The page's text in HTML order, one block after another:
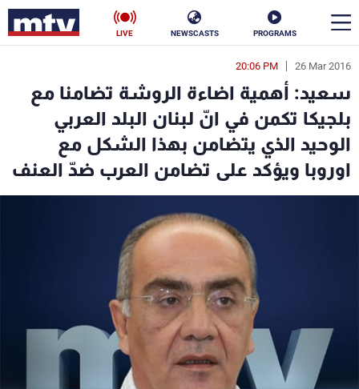
PROGRAMS
NEWSCASTS
LIVE
26 Mar 2016
20:06 PM
سعيد: أهمية اضاءة الروشة تضامنا مع
بلجيكا تكمن في انّ لبنان البلد العربي
الوحيد الذي يتضامن بهذا الشكل مع
اوروبا ويؤكد على تضامن العرب ضدّ العنف
en
الأخبار
سياسة ناس
إقتصاد فن
رياضة
البرامج
جدول البرامج
شاهد البرامج